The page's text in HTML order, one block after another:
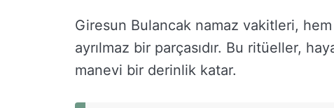
Giresun Bulancak namaz vakitleri,
ayrılmaz bir parçasıdır. Bu ritüeller,
manevi bir derinlik katar.